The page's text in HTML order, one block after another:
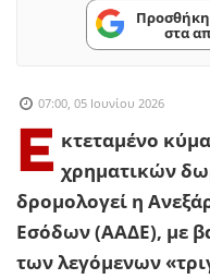
στα
07:00, 05 Ιουνίου 2026
Ε κτεταμένο
χρηματικών
δρομολογεί η
Εσόδων (ΑΑΔΕ), με
των λεγόμενων